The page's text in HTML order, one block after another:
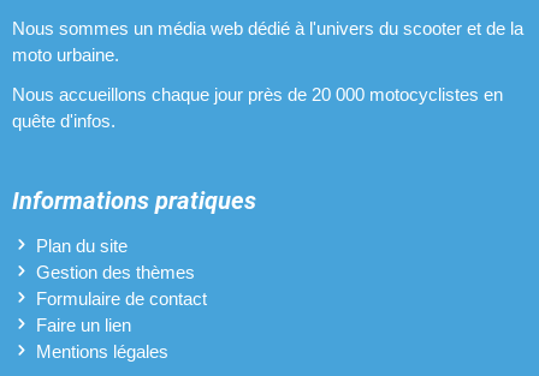
Nous sommes un média web dédié à l'univers du scooter et de la
moto urbaine.
Nous accueillons chaque jour près de 20 000 motocyclistes en
quête d'infos.
Informations pratiques
Plan du site
Gestion des thèmes
Formulaire de contact
Faire un lien
Mentions légales